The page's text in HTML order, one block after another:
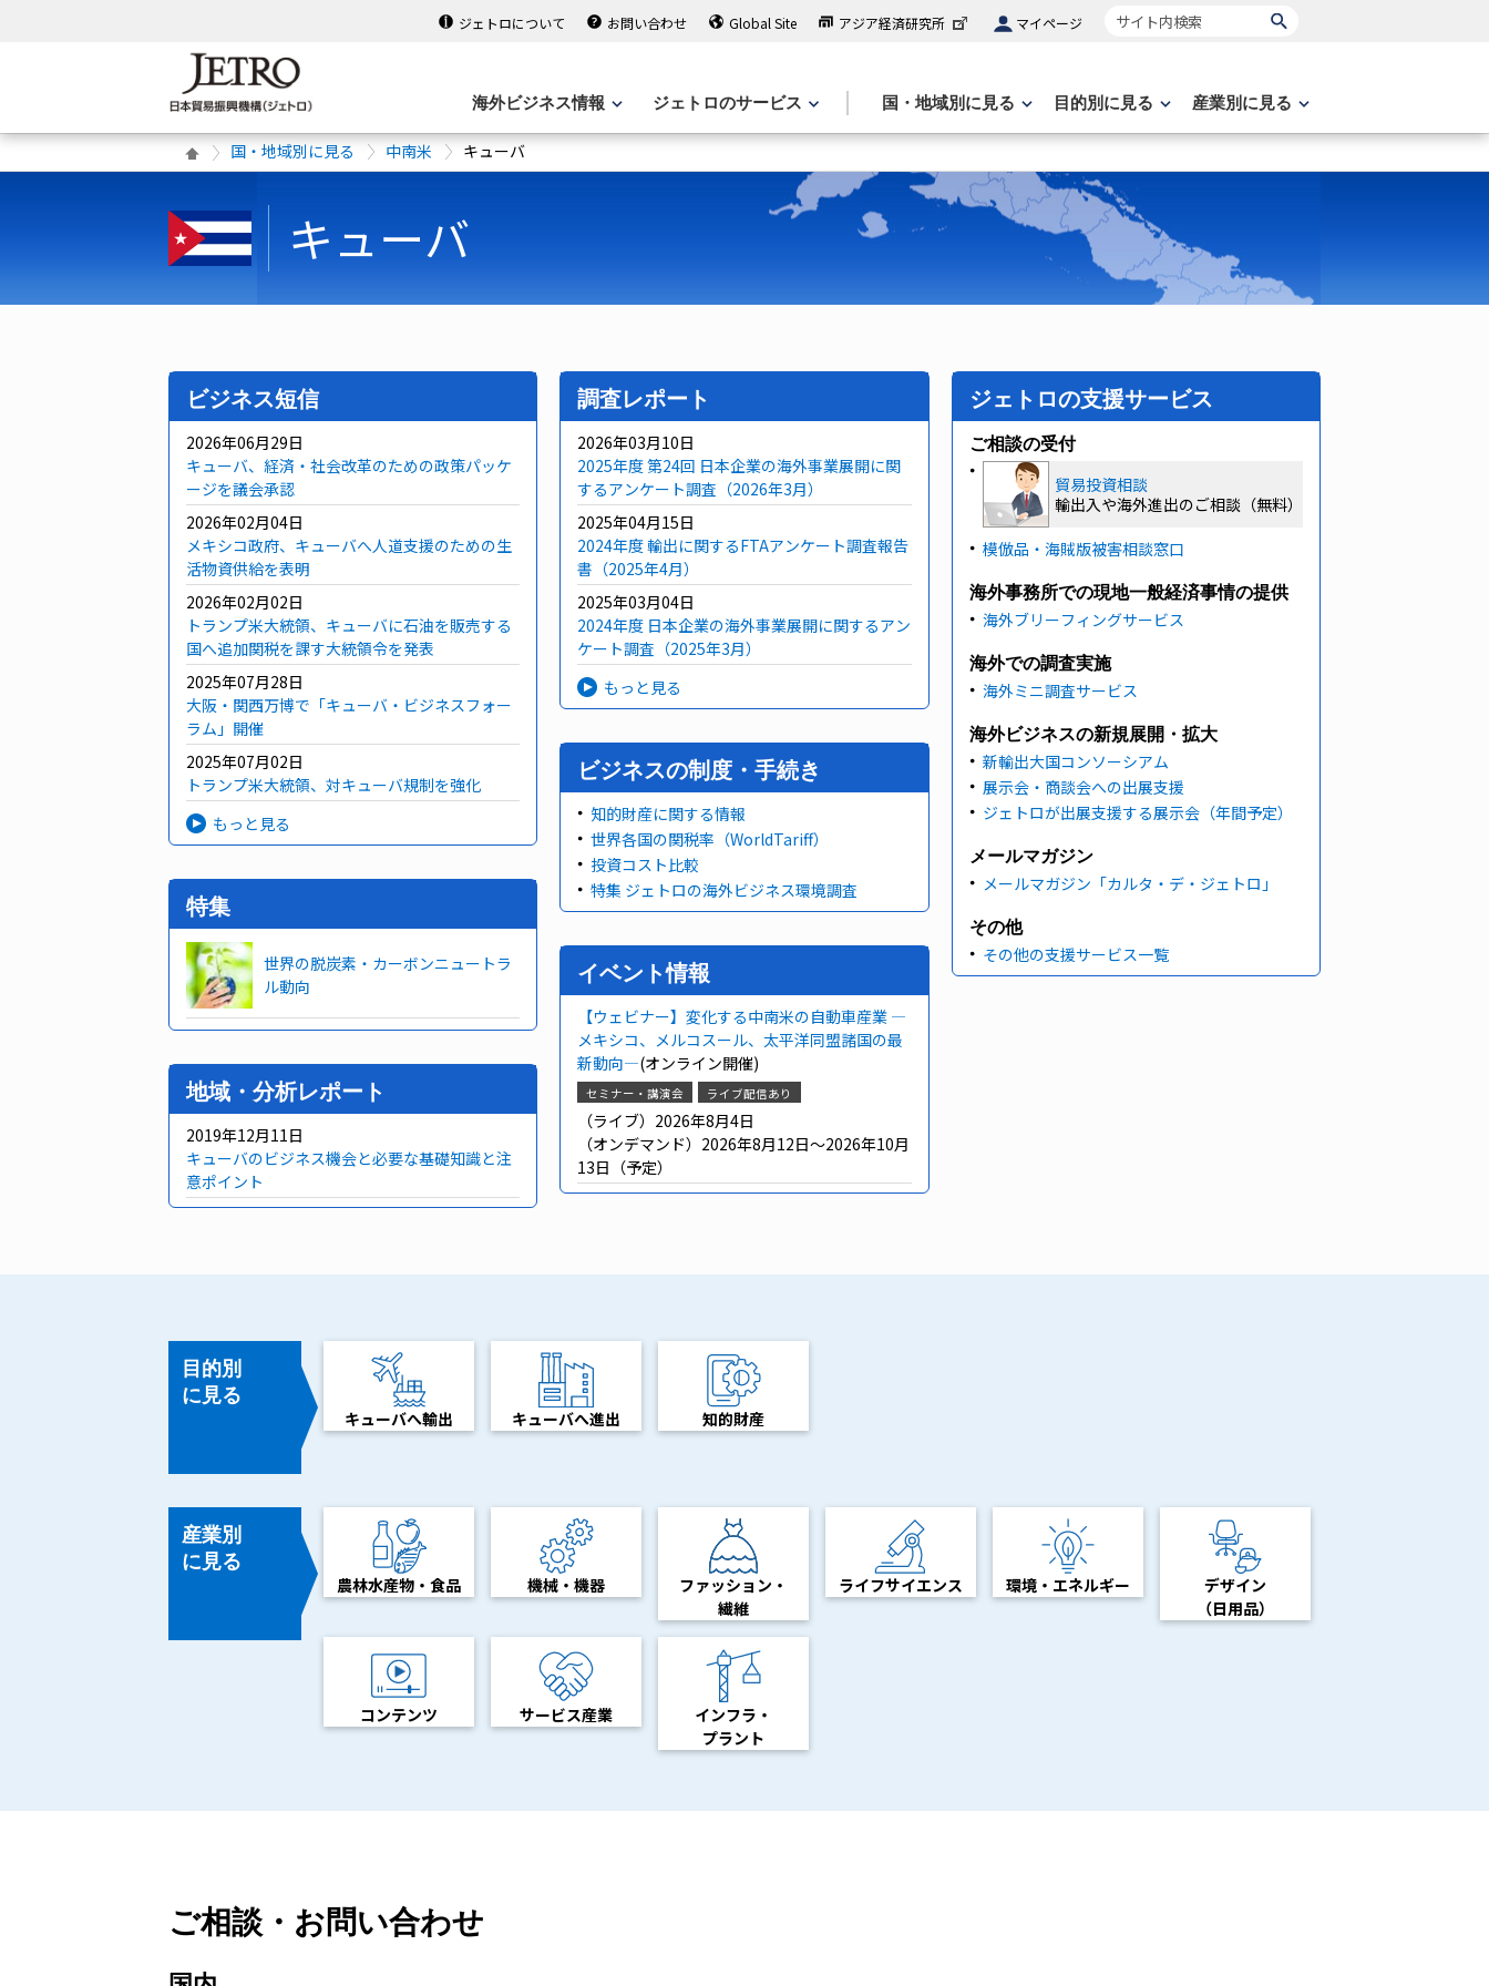
ジェトロについて お問い合わせ Global Site アジア経済研究所 マイページ サイト内検索
海外ビジネス情報 ジェトロのサービス 国・地域別に見る 目的別に見る 産業別に見る
国・地域別に見る 中南米 キューバ
キューバ
ビジネス短信
2026年06月29日
キューバ、経済・社会改革のための政策パッケ
ージを議会承認
2026年02月04日
メキシコ政府、キューバへ人道支援のための生
活物資供給を表明
2026年02月02日
トランプ米大統領、キューバに石油を販売する
国へ追加関税を課す大統領令を発表
2025年07月28日
大阪・関西万博で「キューバ・ビジネスフォー
ラム」開催
2025年07月02日
トランプ米大統領、対キューバ規制を強化
もっと見る
特集
世界の脱炭素・カーボンニュートラ
ル動向
地域・分析レポート
2019年12月11日
キューバのビジネス機会と必要な基礎知識と注
意ポイント
調査レポート
2026年03月10日
2025年度 第24回 日本企業の海外事業展開に関
するアンケート調査（2026年3月）
2025年04月15日
2024年度 輸出に関するFTAアンケート調査報告
書（2025年4月）
2025年03月04日
2024年度 日本企業の海外事業展開に関するアン
ケート調査（2025年3月）
もっと見る
ビジネスの制度・手続き
知的財産に関する情報
世界各国の関税率（WorldTariff）
投資コスト比較
特集 ジェトロの海外ビジネス環境調査
イベント情報
【ウェビナー】変化する中南米の自動車産業 ―
メキシコ、メルコスール、太平洋同盟諸国の最
新動向―(オンライン開催)
セミナー・講演会 ライブ配信あり
（ライブ）2026年8月4日
（オンデマンド）2026年8月12日～2026年10月
13日（予定）
ジェトロの支援サービス
ご相談の受付
貿易投資相談
輸出入や海外進出のご相談（無料）
模倣品・海賊版被害相談窓口
海外事務所での現地一般経済事情の提供
海外ブリーフィングサービス
海外での調査実施
海外ミニ調査サービス
海外ビジネスの新規展開・拡大
新輸出大国コンソーシアム
展示会・商談会への出展支援
ジェトロが出展支援する展示会（年間予定）
メールマガジン
メールマガジン「カルタ・デ・ジェトロ」
その他
その他の支援サービス一覧
目的別
に見る
キューバへ輸出
キューバへ進出 知的財産
産業別
に見る
農林水産物・食品
機械・機器
ファッション・
繊維
ライフサイエンス 環境・エネルギー
デザイン
（日用品）
コンテンツ サービス産業
インフラ・
プラント
ご相談・お問い合わせ